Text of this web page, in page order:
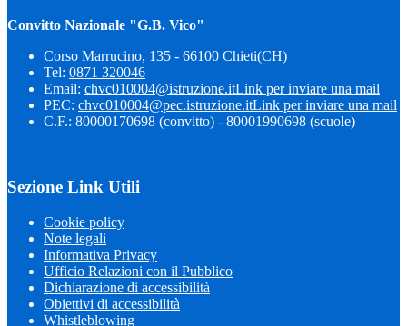
Convitto Nazionale "G.B. Vico"
Corso Marrucino, 135 - 66100 Chieti(CH)
Tel: 0871 320046
Email: chvc010004@istruzione.itLink per inviare una mail
PEC: chvc010004@pec.istruzione.itLink per inviare una mail
C.F.: 80000170698 (convitto) - 80001990698 (scuole)
Sezione Link Utili
Cookie policy
Note legali
Informativa Privacy
Ufficio Relazioni con il Pubblico
Dichiarazione di accessibilità
Obiettivi di accessibilità
Whistleblowing